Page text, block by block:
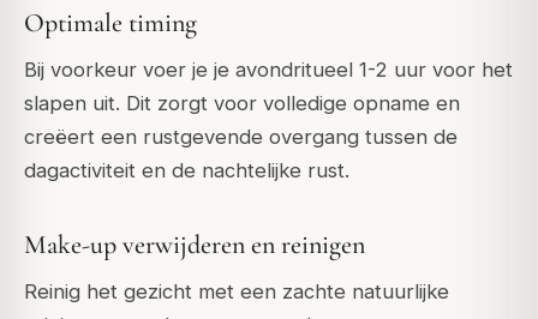
Optimale timing
Bij voorkeur voer je je avondritueel 1-2 uur voor het
slapen uit. Dit zorgt voor volledige opname en
creëert een rustgevende overgang tussen de
dagactiviteit en de nachtelijke rust.
Make-up verwijderen en reinigen
Reinig het gezicht met een zachte natuurlijke